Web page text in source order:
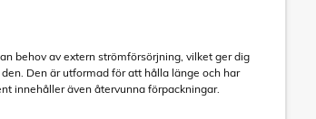
behov av extern strömförsörjning, vilket ger dig
Den är utformad för att hålla länge och har
innehåller även återvunna förpackningar.